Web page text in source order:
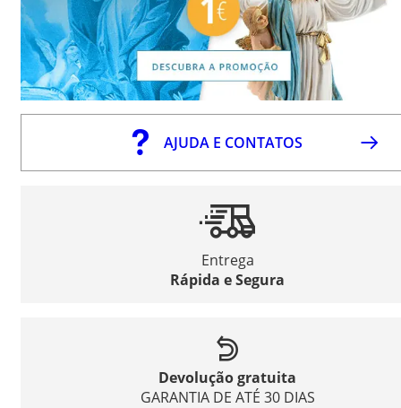
AJUDA E CONTATOS
Entrega
Rápida e Segura
Devolução gratuita
GARANTIA DE ATÉ 30 DIAS